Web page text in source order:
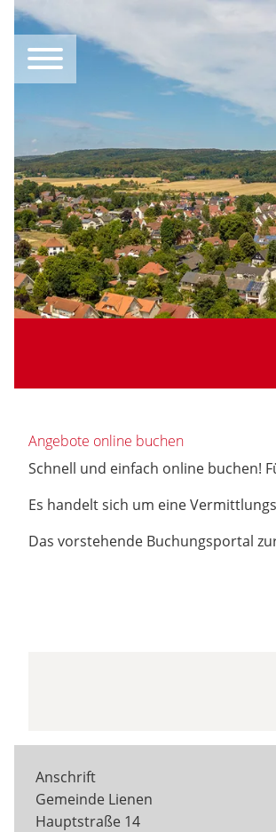
Angebote online buchen
Schnell und einfach online buchen!
Es handelt sich um eine
Das vorstehende Buchungsportal
Anschrift
Gemeinde Lienen
Hauptstraße 14